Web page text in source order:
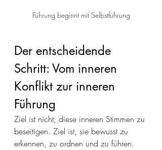
Führung beginnt mit Selbstführung
Der entscheidende
Schritt: Vom inneren
Konflikt zur inneren
Führung
Ziel ist nicht, diese inneren Stimmen zu
beseitigen. Ziel ist, sie bewusst zu
erkennen, zu ordnen und zu führen.